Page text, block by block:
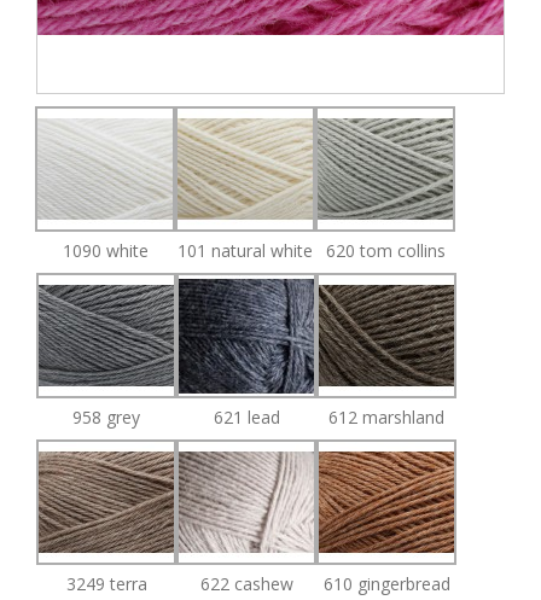
1090 white 101 natural white 620 tom collins
958 grey 621 lead 612 marshland
3249 terra 622 cashew 610 gingerbread